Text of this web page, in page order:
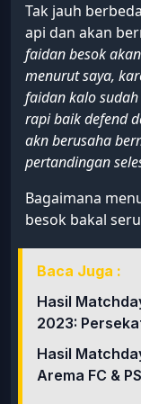
Tak jauh
api dan akan
faidan besok
menurut saya,
faidan kalo
rapi baik defend
akn berusaha
pertandingan
Bagaimana
besok bakal
Baca Juga :
Hasil
2023:
Hasil
Arema FC &